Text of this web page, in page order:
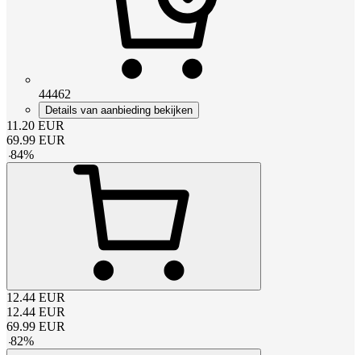
44462
Details van aanbieding bekijken
11.20 EUR
69.99 EUR
-84%
12.44 EUR
12.44 EUR
69.99 EUR
-82%